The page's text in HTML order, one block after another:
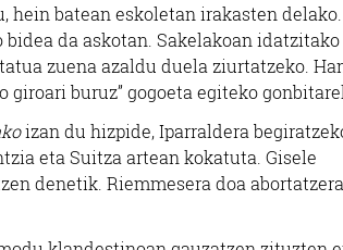
hein batean eskoletan irakasten delako.
da askotan. Sakelakoan idatzitako
zuena azaldu duela ziurtatzeko.
buruz” gogoeta egiteko
izan du hizpide, Iparraldera
eta Suitza artean kokatuta. Gisele
denetik. Riemmesera doa